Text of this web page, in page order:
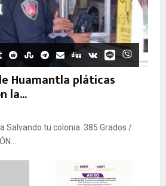
Huamantla pláticas
la...
Salvando tu colonia. 385 Grados /